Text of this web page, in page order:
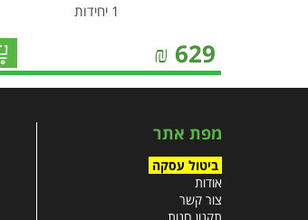
1 יחידות
629
₪
מפת אתר
ביטול עסקה
אודות
צור קשר